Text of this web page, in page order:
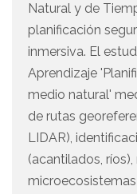
Natural y de
planificación
inmersiva. El
Aprendizaje
medio natural'
de rutas
LIDAR),
(acantilados,